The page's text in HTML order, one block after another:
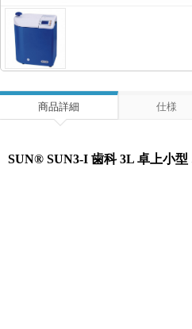
商品詳細 仕様
SUN® SUN3-I 歯科 3L 卓上小